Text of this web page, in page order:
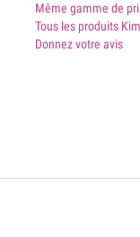
Même gamme de
Tous les produits
Donnez votre avis